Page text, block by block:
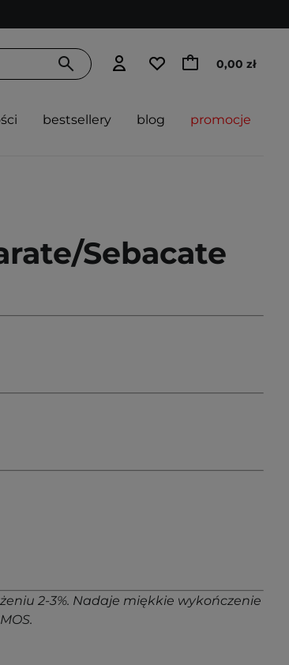
0,00 zł
bestsellery blog promocje
Sebacate
2-3%. Nadaje miękkie wykończenie